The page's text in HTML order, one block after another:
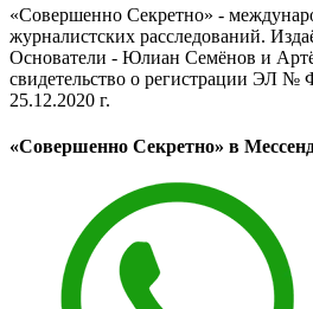
«Совершенно Секретно» -
журналистских расследований.
Основатели - Юлиан Семёнов и
свидетельство о регистрации ЭЛ №
25.12.2020 г.
«Совершенно Секретно» в